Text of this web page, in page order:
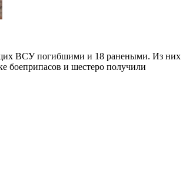
ВСУ погибшими и 18 ранеными. Из них
боеприпасов и шестеро получили